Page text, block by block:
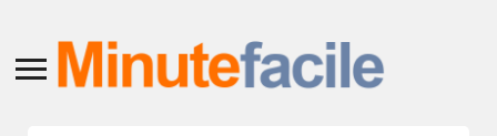
Toggle